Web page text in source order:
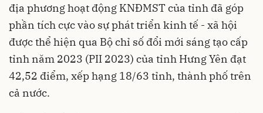
địa phương hoạt động KNĐMST của tỉnh đã góp
phần tích cực vào sự phát triển kinh tế - xã hội
được thể hiện qua Bộ chỉ số đổi mới sáng tạo cấp
tỉnh năm 2023 (PII 2023) của tỉnh Hưng Yên đạt
42,52 điểm, xếp hạng 18/63 tỉnh, thành phố trên
cả nước.